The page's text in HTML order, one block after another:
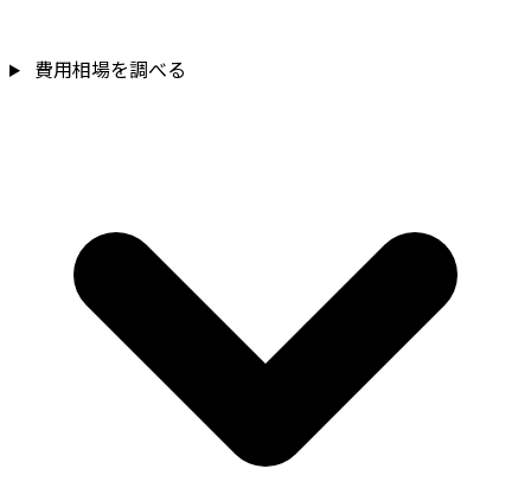
費用相場を調べる